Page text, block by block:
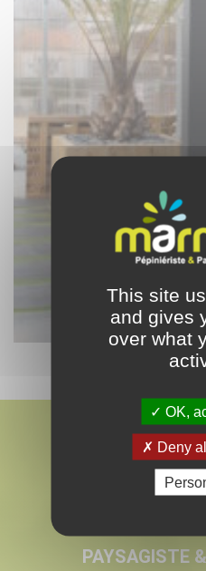
PAYSAGISTE
This site
and gives
over what
OK,
Deny